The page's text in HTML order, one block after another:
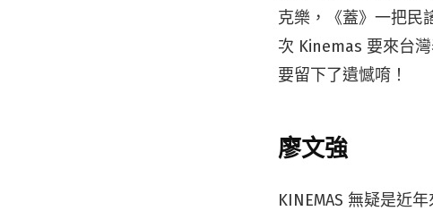
克樂，《蓋》一把民
次 Kinemas 要來台
要留下了遺憾唷！
廖文強
KINEMAS 無疑是近